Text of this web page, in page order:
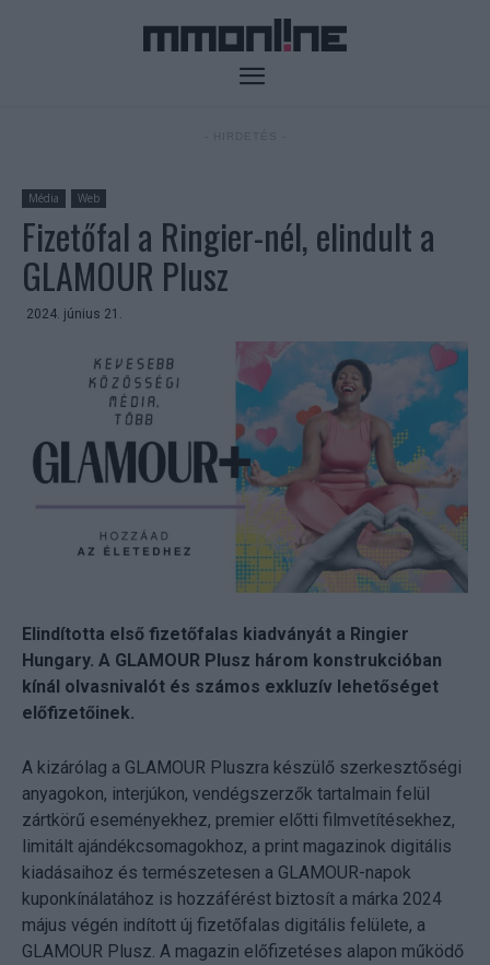
Média Web
Fizetőfal a Ringier-nél, elindult a
GLAMOUR Plusz
2024. június 21.
Elindította első fizetőfalas kiadványát a Ringier
Hungary. A GLAMOUR Plusz három konstrukcióban
kínál olvasnivalót és számos exkluzív lehetőséget
előfizetőinek.
A kizárólag a GLAMOUR Pluszra készülő szerkesztőségi
anyagokon, interjúkon, vendégszerzők tartalmain felül
zártkörű eseményekhez, premier előtti filmvetítésekhez,
limitált ajándékcsomagokhoz, a print magazinok digitális
kiadásaihoz és természetesen a GLAMOUR-napok
kuponkínálatához is hozzáférést biztosít a márka 2024
május végén indított új fizetőfalas digitális felülete, a
GLAMOUR Plusz. A magazin előfizetéses alapon működő